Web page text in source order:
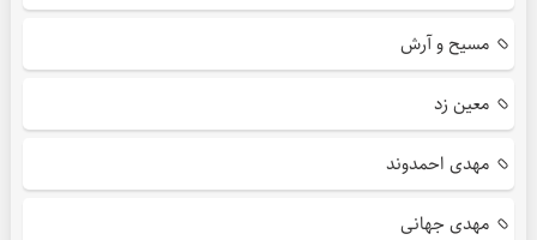
مسیح و آرش
معین زد
مهدی احمدوند
مهدی جهانی